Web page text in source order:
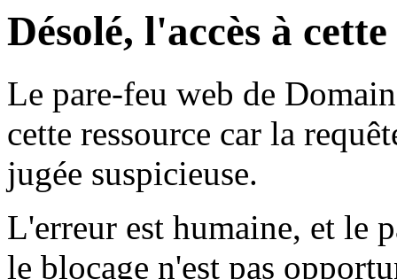
Désolé, l'accès à
Le pare-feu web de
cette ressource car la
jugée suspicieuse.
L'erreur est humaine, et le
le blocage n'est pas